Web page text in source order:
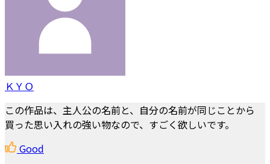
ＫＹＯ
この作品は、主人公の名前と、自分の名前が同じことから
買った思い入れの強い物なので、すごく欲しいです。
Good